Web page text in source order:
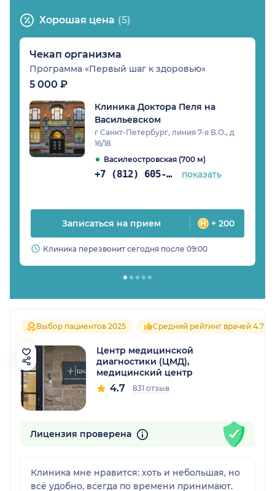
Хорошая цена (5)
Чекап организма
Программа «Первый шаг к здоровью»
5 000 ₽
Клиника Доктора Пеля на
Васильевском
г Санкт-Петербург, линия 7-я В.О., д
16/18
Василеостровская (700 м)
+7 (812) 605-71-04 показать
Записаться на прием + 200
Клиника перезвонит сегодня после 09:00
Выбор пациентов 2025 Средний рейтинг врачей 4.7
Центр медицинской
диагностики (ЦМД),
медицинский центр
4.7 831 отзыв
Лицензия проверена
Клиника мне нравится: хоть и небольшая, но
всё удобно, всегда по времени принимают.